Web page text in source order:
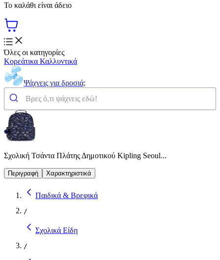
Το καλάθι είναι άδειο
Όλες οι κατηγορίες
Κορεάτικα Καλλυντικά
Ψάχνεις για δροσιά;
Σχολική Τσάντα Πλάτης Δημοτικού Kipling Seoul...
Περιγραφή Χαρακτηριστικά
Παιδικά & Βρεφικά
/
Σχολικά Είδη
/